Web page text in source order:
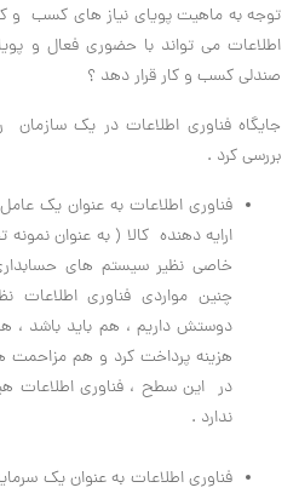
توجه به ماهیت پویای نیاز های کسب و
اطلاعات می تواند با حضوری فعال و
صندلی کسب و کار قرار دهد ؟
جایگاه فناوری اطلاعات در یک
بررسی کرد .
فناوری اطلاعات به عنوان یک
ارایه دهنده کالا ( به عنوان
خاصی نظیر سیستم های
چنین مواردی فناوری
دوستش داریم ، هم باید باشد ،
هزینه پرداخت کرد و هم مزاحمت
در این سطح ، فناوری اطلاعات
ندارد .
فناوری اطلاعات به عنوان یک